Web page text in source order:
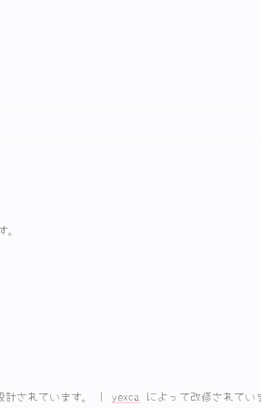
計されています。 | yexca によって改修されてい